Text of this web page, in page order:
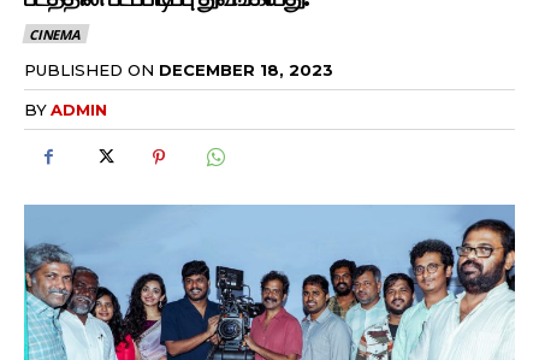
CINEMA
PUBLISHED ON DECEMBER 18, 2023
BYADMIN